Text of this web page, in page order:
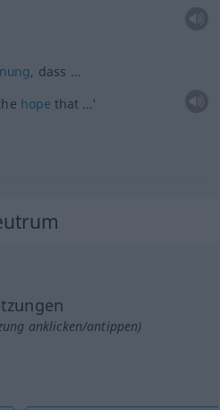
, dass …
hope that …'
anklicken/antippen)